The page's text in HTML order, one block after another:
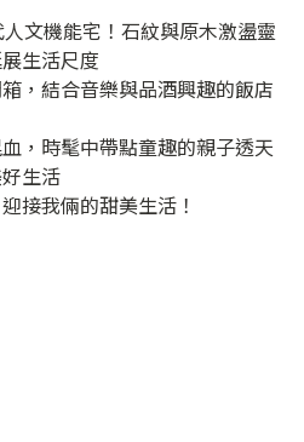
文機能宅！石紋與原木激盪靈
生活尺度
，結合音樂與品酒興趣的飯店
，時髦中帶點童趣的親子透天
生活
接我倆的甜美生活！